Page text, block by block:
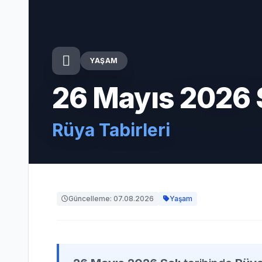
YAŞAM
26 Mayıs 2026
Rüya Tabirleri
Güncelleme: 07.08.2026 Yaşam